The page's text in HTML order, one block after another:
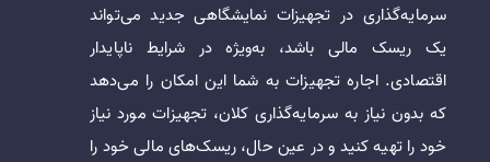
سرمایه‌گذاری در تجهیزات نمایشگاهی جدید می‌تواند
یک ریسک مالی باشد، به‌ویژه در شرایط ناپایدار
اقتصادی. اجاره تجهیزات به شما این امکان را می‌دهد
که بدون نیاز به سرمایه‌گذاری کلان، تجهیزات مورد نیاز
خود را تهیه کنید و در عین حال، ریسک‌های مالی خود را